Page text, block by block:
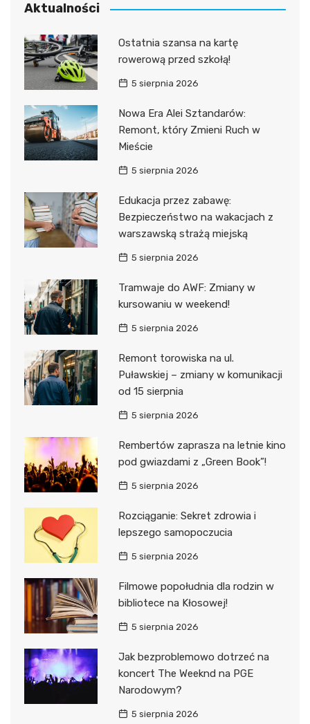
Aktualności
Ostatnia szansa na kartę
rowerową przed szkołą!
5 sierpnia 2026
Nowa Era Alei Sztandarów:
Remont, który Zmieni Ruch w
Mieście
5 sierpnia 2026
Edukacja przez zabawę:
Bezpieczeństwo na wakacjach z
warszawską strażą miejską
5 sierpnia 2026
Tramwaje do AWF: Zmiany w
kursowaniu w weekend!
5 sierpnia 2026
Remont torowiska na ul.
Puławskiej – zmiany w komunikacji
od 15 sierpnia
5 sierpnia 2026
Rembertów zaprasza na letnie kino
pod gwiazdami z „Green Book”!
5 sierpnia 2026
Rozciąganie: Sekret zdrowia i
lepszego samopoczucia
5 sierpnia 2026
Filmowe popołudnia dla rodzin w
bibliotece na Kłosowej!
5 sierpnia 2026
Jak bezproblemowo dotrzeć na
koncert The Weeknd na PGE
Narodowym?
5 sierpnia 2026